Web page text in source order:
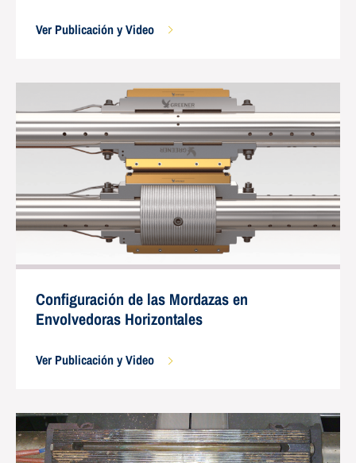
Ver Publicación y Video
Configuración de las Mordazas en
Envolvedoras Horizontales
Ver Publicación y Video